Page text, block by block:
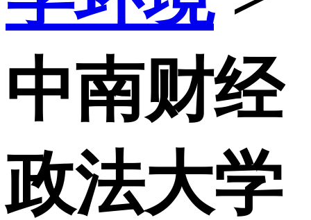
中南财经
政法大学